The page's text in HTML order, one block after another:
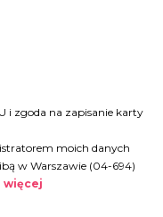
i zgoda na zapisanie karty
moich danych
w Warszawie (04-694)
więcej
danych osobowych jest